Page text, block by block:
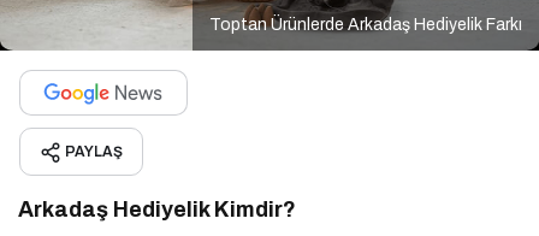
Toptan Ürünlerde Arkadaş Hediyelik Farkı
PAYLAŞ
Arkadaş Hediyelik Kimdir?